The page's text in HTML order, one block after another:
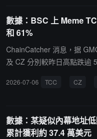
數據：BSC 上 Meme
和 61%
ChainCatcher 消息，据
及 CZ 分別較昨日高點跌逾
報 37,28 萬美元。
2026-07-06 TCC CZ
數據：某疑似內幕地址
累計獲利約 37.4 萬美元